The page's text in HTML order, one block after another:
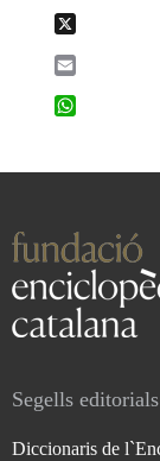
Segells editorials
Diccionaris de